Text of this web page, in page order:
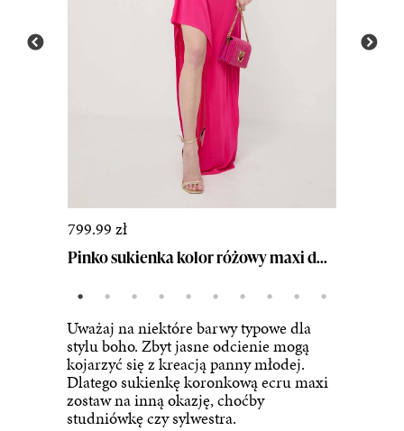
799.99 zł
Pinko sukienka kolor różowy maxi dopasowana 1031...
Uważaj na niektóre barwy typowe dla
stylu boho. Zbyt jasne odcienie mogą
kojarzyć się z kreacją panny młodej.
Dlatego sukienkę koronkową ecru maxi
zostaw na inną okazję, choćby
studniówkę czy sylwestra.